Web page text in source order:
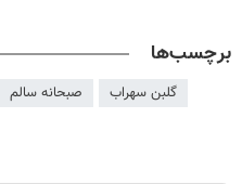
برچسب‌ها
گلبن سهراب صبحانه سالم